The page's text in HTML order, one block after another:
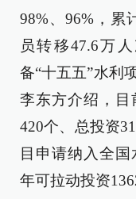
98%、96%，累
员转移47.6万
备“十五五”水利
李东方介绍，目
420个、总投资
目申请纳入全
年可拉动投资